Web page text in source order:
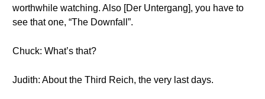
worthwhile watching. Also [Der Untergang], you have to
see that one, “The Downfall”.
Chuck: What’s that?
Judith: About the Third Reich, the very last days.